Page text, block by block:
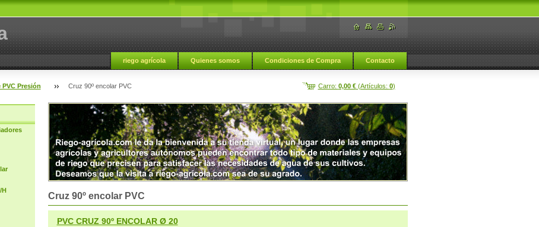
riego agrícola Quienes somos Condiciones de Compra Contacto
Carro: 0,00 €(Artículos: 0)
Presión Cruz 90º encolar PVC
Cruz 90º encolar PVC
PVC CRUZ 90º ENCOLAR Ø 20
H